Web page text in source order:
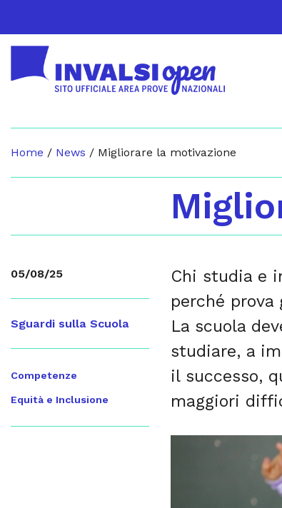
Home / News / Migliorare la motivazione
05/08/25
Sguardi sulla Scuola
Competenze
Equità e Inclusione
Chi studia e
perché
La scuola
studiare, a
il successo,
maggiori